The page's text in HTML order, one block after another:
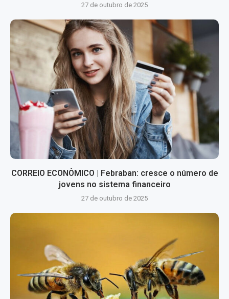
27 de outubro de 2025
CORREIO ECONÔMICO | Febraban: cresce o número de
jovens no sistema financeiro
27 de outubro de 2025